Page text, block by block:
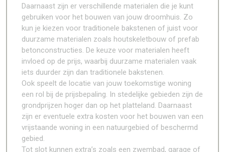
Daarnaast zijn er verschillende materialen die je kunt
gebruiken voor het bouwen van jouw droomhuis. Zo
kun je kiezen voor traditionele bakstenen of juist voor
duurzame materialen zoals houtskeletbouw of prefab
betonconstructies. De keuze voor materialen heeft
invloed op de prijs, waarbij duurzame materialen vaak
iets duurder zijn dan traditionele bakstenen.
Ook speelt de locatie van jouw toekomstige woning
een rol bij de prijsbepaling. In stedelijke gebieden zijn de
grondprijzen hoger dan op het platteland. Daarnaast
zijn er eventuele extra kosten voor het bouwen van een
vrijstaande woning in een natuurgebied of beschermd
gebied.
Tot slot kunnen extra’s zoals een zwembad, garage of